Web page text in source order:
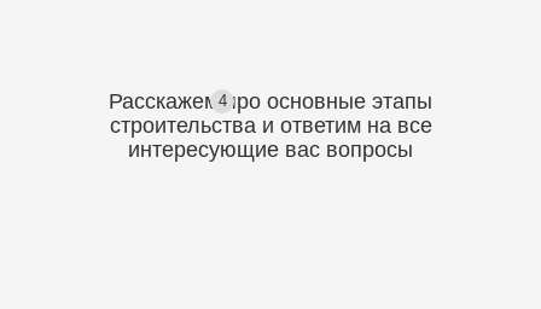
4
Расскажем про основные этапы
строительства и ответим на все
интересующие вас вопросы